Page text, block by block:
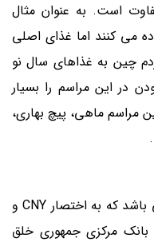
است. به عنوان مثال
می کنند اما غذای اصلی
چین به غذاهای سال نو
در این مراسم را بسیار
مراسم ماهی، پیچ بهاری،
می باشد که به اختصار CNY و
مرکزی جمهوری خلق